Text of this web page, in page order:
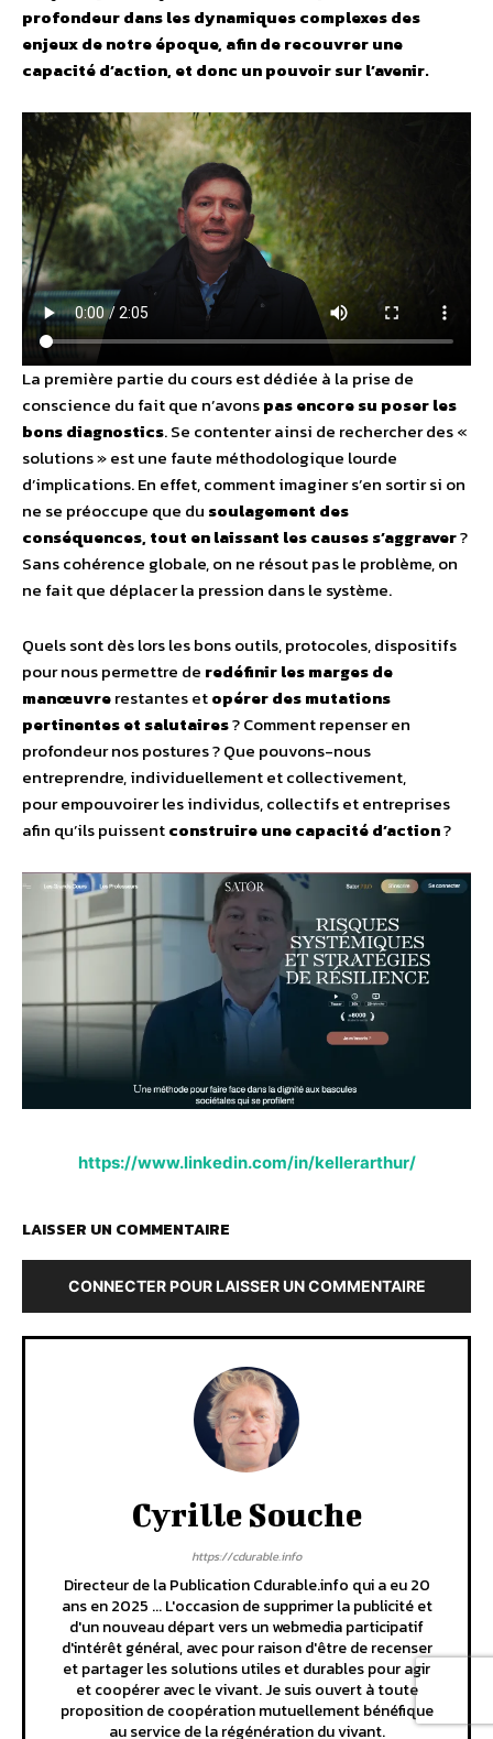
profondeur dans les dynamiques complexes des
enjeux de notre époque, afin de recouvrer une
capacité d’action, et donc un pouvoir sur l’avenir.
La première partie du cours est dédiée à la prise de
conscience du fait que n’avonspas encore su poser les
bons diagnostics. Se contenter ainsi de rechercher des «
solutions » est une faute méthodologique lourde
d’implications. En effet, comment imaginer s’en sortir si on
ne se préoccupe que du soulagement des
conséquences, tout en laissant les causes s’aggraver?
Sans cohérence globale, on ne résout pas le problème, on
ne fait que déplacer la pression dans le système.
Quels sont dès lors les bons outils, protocoles, dispositifs
pour nous permettre de redéfinir les marges de
manœuvrerestantes etopérer des mutations
pertinentes et salutaires? Comment repenser en
profondeur nos postures ? Que pouvons-nous
entreprendre, individuellement et collectivement,
pour empouvoirer les individus, collectifs et entreprises
afin qu’ils puissentconstruire une capacité d’action?
https://www.linkedin.com/in/kellerarthur/
LAISSER UN COMMENTAIRE
CONNECTER POUR LAISSER UN COMMENTAIRE
Cyrille Souche
https://cdurable.info
Directeur de la Publication Cdurable.info qui a eu 20
ans en 2025 ... L'occasion de supprimer la publicité et
d'un nouveau départ vers un webmedia participatif
d'intérêt général, avec pour raison d'être de recenser
et partager les solutions utiles et durables pour agir
et coopérer avec le vivant. Je suis ouvert à toute
proposition de coopération mutuellement bénéfique
au service de la régénération du vivant.